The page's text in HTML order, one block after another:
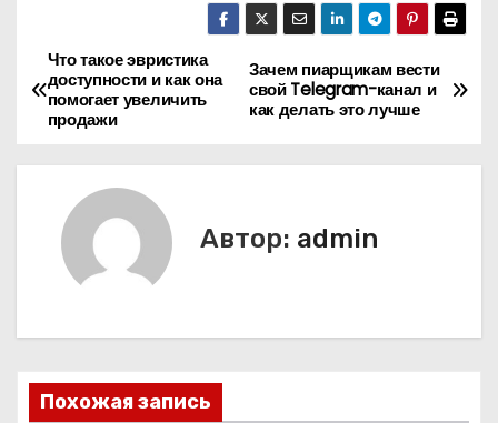
Н
а
в
ц
и
Зачем пиарщикам вести
свой Telegram-канал и
как делать это лучше
Что такое эвристика
доступности и как она
помогает увеличить
продажи
Автор: admin
Похожая запись